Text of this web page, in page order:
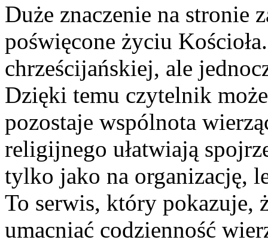
Duże znaczenie na stronie
poświęcone życiu
chrześcijańskiej, ale
Dzięki temu czytelnik
pozostaje wspólnota
religijnego ułatwiają
tylko jako na organizację,
To serwis, który pokazuje,
umacniać codzienność